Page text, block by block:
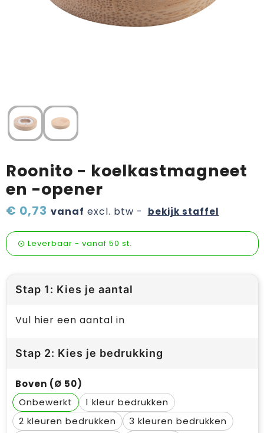
Verzorging & welness
Wijn, bier en proeverij
Zomerpakketten
Roonito - koelkastmagneet
en -opener
€ 0,73 vanaf excl. btw - bekijk staffel
Leverbaar - vanaf 50 st.
Stap 1: Kies je aantal
Vul hier een aantal in
Stap 2: Kies je bedrukking
Boven (Ø 50)
Onbewerkt
1
2
3